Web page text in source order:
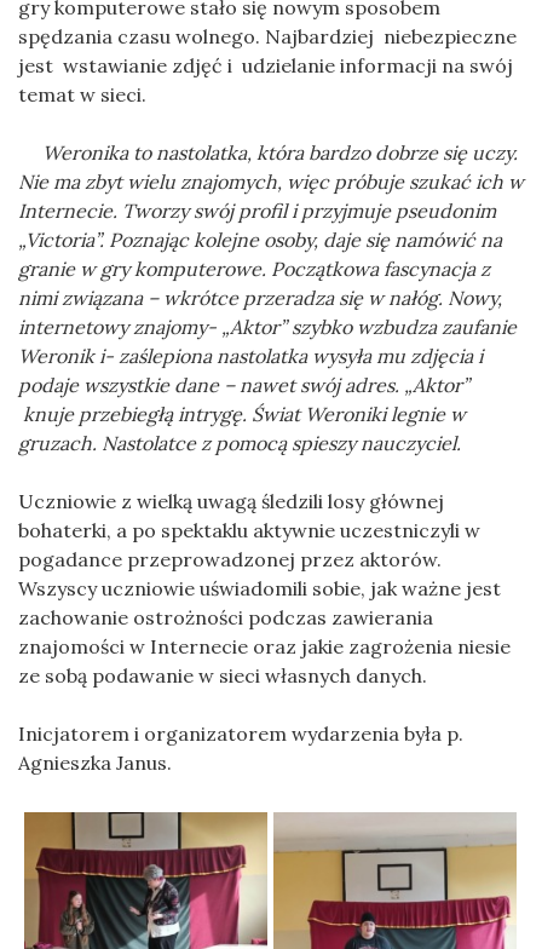
gry komputerowe stało się nowym sposobem
spędzania czasu wolnego. Najbardziej niebezpieczne
jest wstawianie zdjęć i udzielanie informacji na swój
temat w sieci.
Weronika to nastolatka, która bardzo dobrze się uczy.
Nie ma zbyt wielu znajomych, więc próbuje szukać ich w
Internecie. Tworzy swój profil i przyjmuje pseudonim
„Victoria”. Poznając kolejne osoby, daje się namówić na
granie w gry komputerowe. Początkowa fascynacja z
nimi związana – wkrótce przeradza się w nałóg. Nowy,
internetowy znajomy- „Aktor” szybko wzbudza zaufanie
Weronik i- zaślepiona nastolatka wysyła mu zdjęcia i
podaje wszystkie dane – nawet swój adres. „Aktor”
knuje przebiegłą intrygę. Świat Weroniki legnie w
gruzach. Nastolatce z pomocą spieszy nauczyciel.
Uczniowie z wielką uwagą śledzili losy głównej
bohaterki, a po spektaklu aktywnie uczestniczyli w
pogadance przeprowadzonej przez aktorów.
Wszyscy uczniowie uświadomili sobie, jak ważne jest
zachowanie ostrożności podczas zawierania
znajomości w Internecie oraz jakie zagrożenia niesie
ze sobą podawanie w sieci własnych danych.
Inicjatorem i organizatorem wydarzenia była p.
Agnieszka Janus.